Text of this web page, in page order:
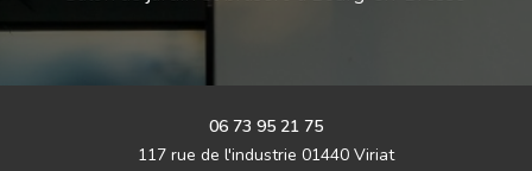
06 73 95 21 75
117 rue de l'industrie 01440 Viriat